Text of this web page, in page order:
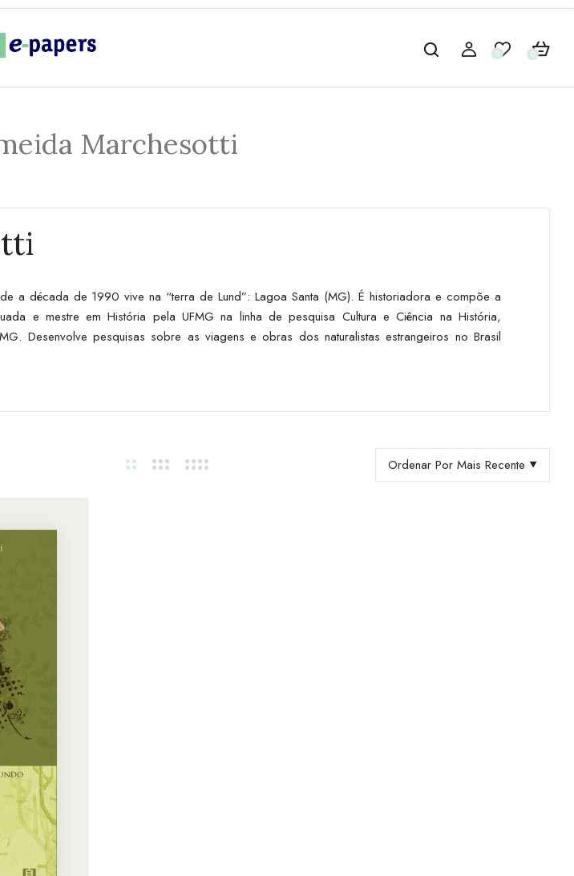
0 0
Marchesotti
a década de 1990 vive na “terra de Lund”: Lagoa Santa (MG). É historiadora e compõe a
e mestre em História pela UFMG na linha de pesquisa Cultura e Ciência na História,
Desenvolve pesquisas sobre as viagens e obras dos naturalistas estrangeiros no Brasil
Ordenar Por Mais Recente